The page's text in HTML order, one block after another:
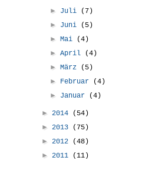
► Juli
(7)
► Juni
(5)
►Mai
(4)
►April
(4)
►März
(5)
► Februar
(4)
► Januar (4)
► 2014
(54)
► 2013
(75)
► 2012
(48)
► 2011 (11)